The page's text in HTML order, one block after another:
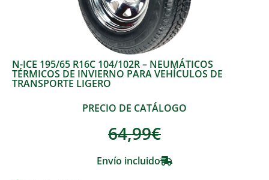
N-ICE 195/65 R16C 104/102R – NEUMÁTICOS
TÉRMICOS DE INVIERNO PARA VEHÍCULOS DE
TRANSPORTE LIGERO
PRECIO DE CATÁLOGO
64,99€
Envío incluido